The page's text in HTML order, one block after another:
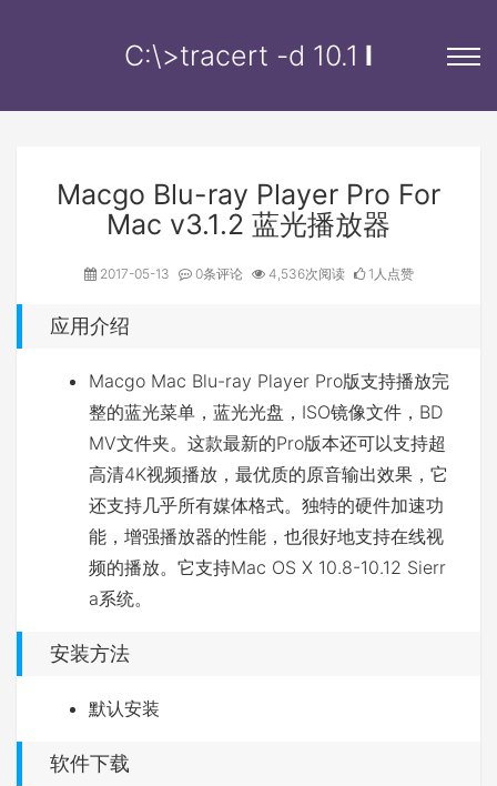
C:\>tracert -d10.l
Macgo Blu-ray Player Pro For
Mac v3.1.2 蓝光播放器
2017-05-13 0条评论 4,536次阅读 1人点赞
应用介绍
Macgo Mac Blu-ray Player Pro版支持播放完
整的蓝光菜单，蓝光光盘，ISO镜像文件，BD
MV文件夹。这款最新的Pro版本还可以支持超
高清4K视频播放，最优质的原音输出效果，它
还支持几乎所有媒体格式。独特的硬件加速功
能，增强播放器的性能，也很好地支持在线视
频的播放。它支持Mac OS X 10.8-10.12 Sierr
a系统。
安装方法
默认安装
软件下载